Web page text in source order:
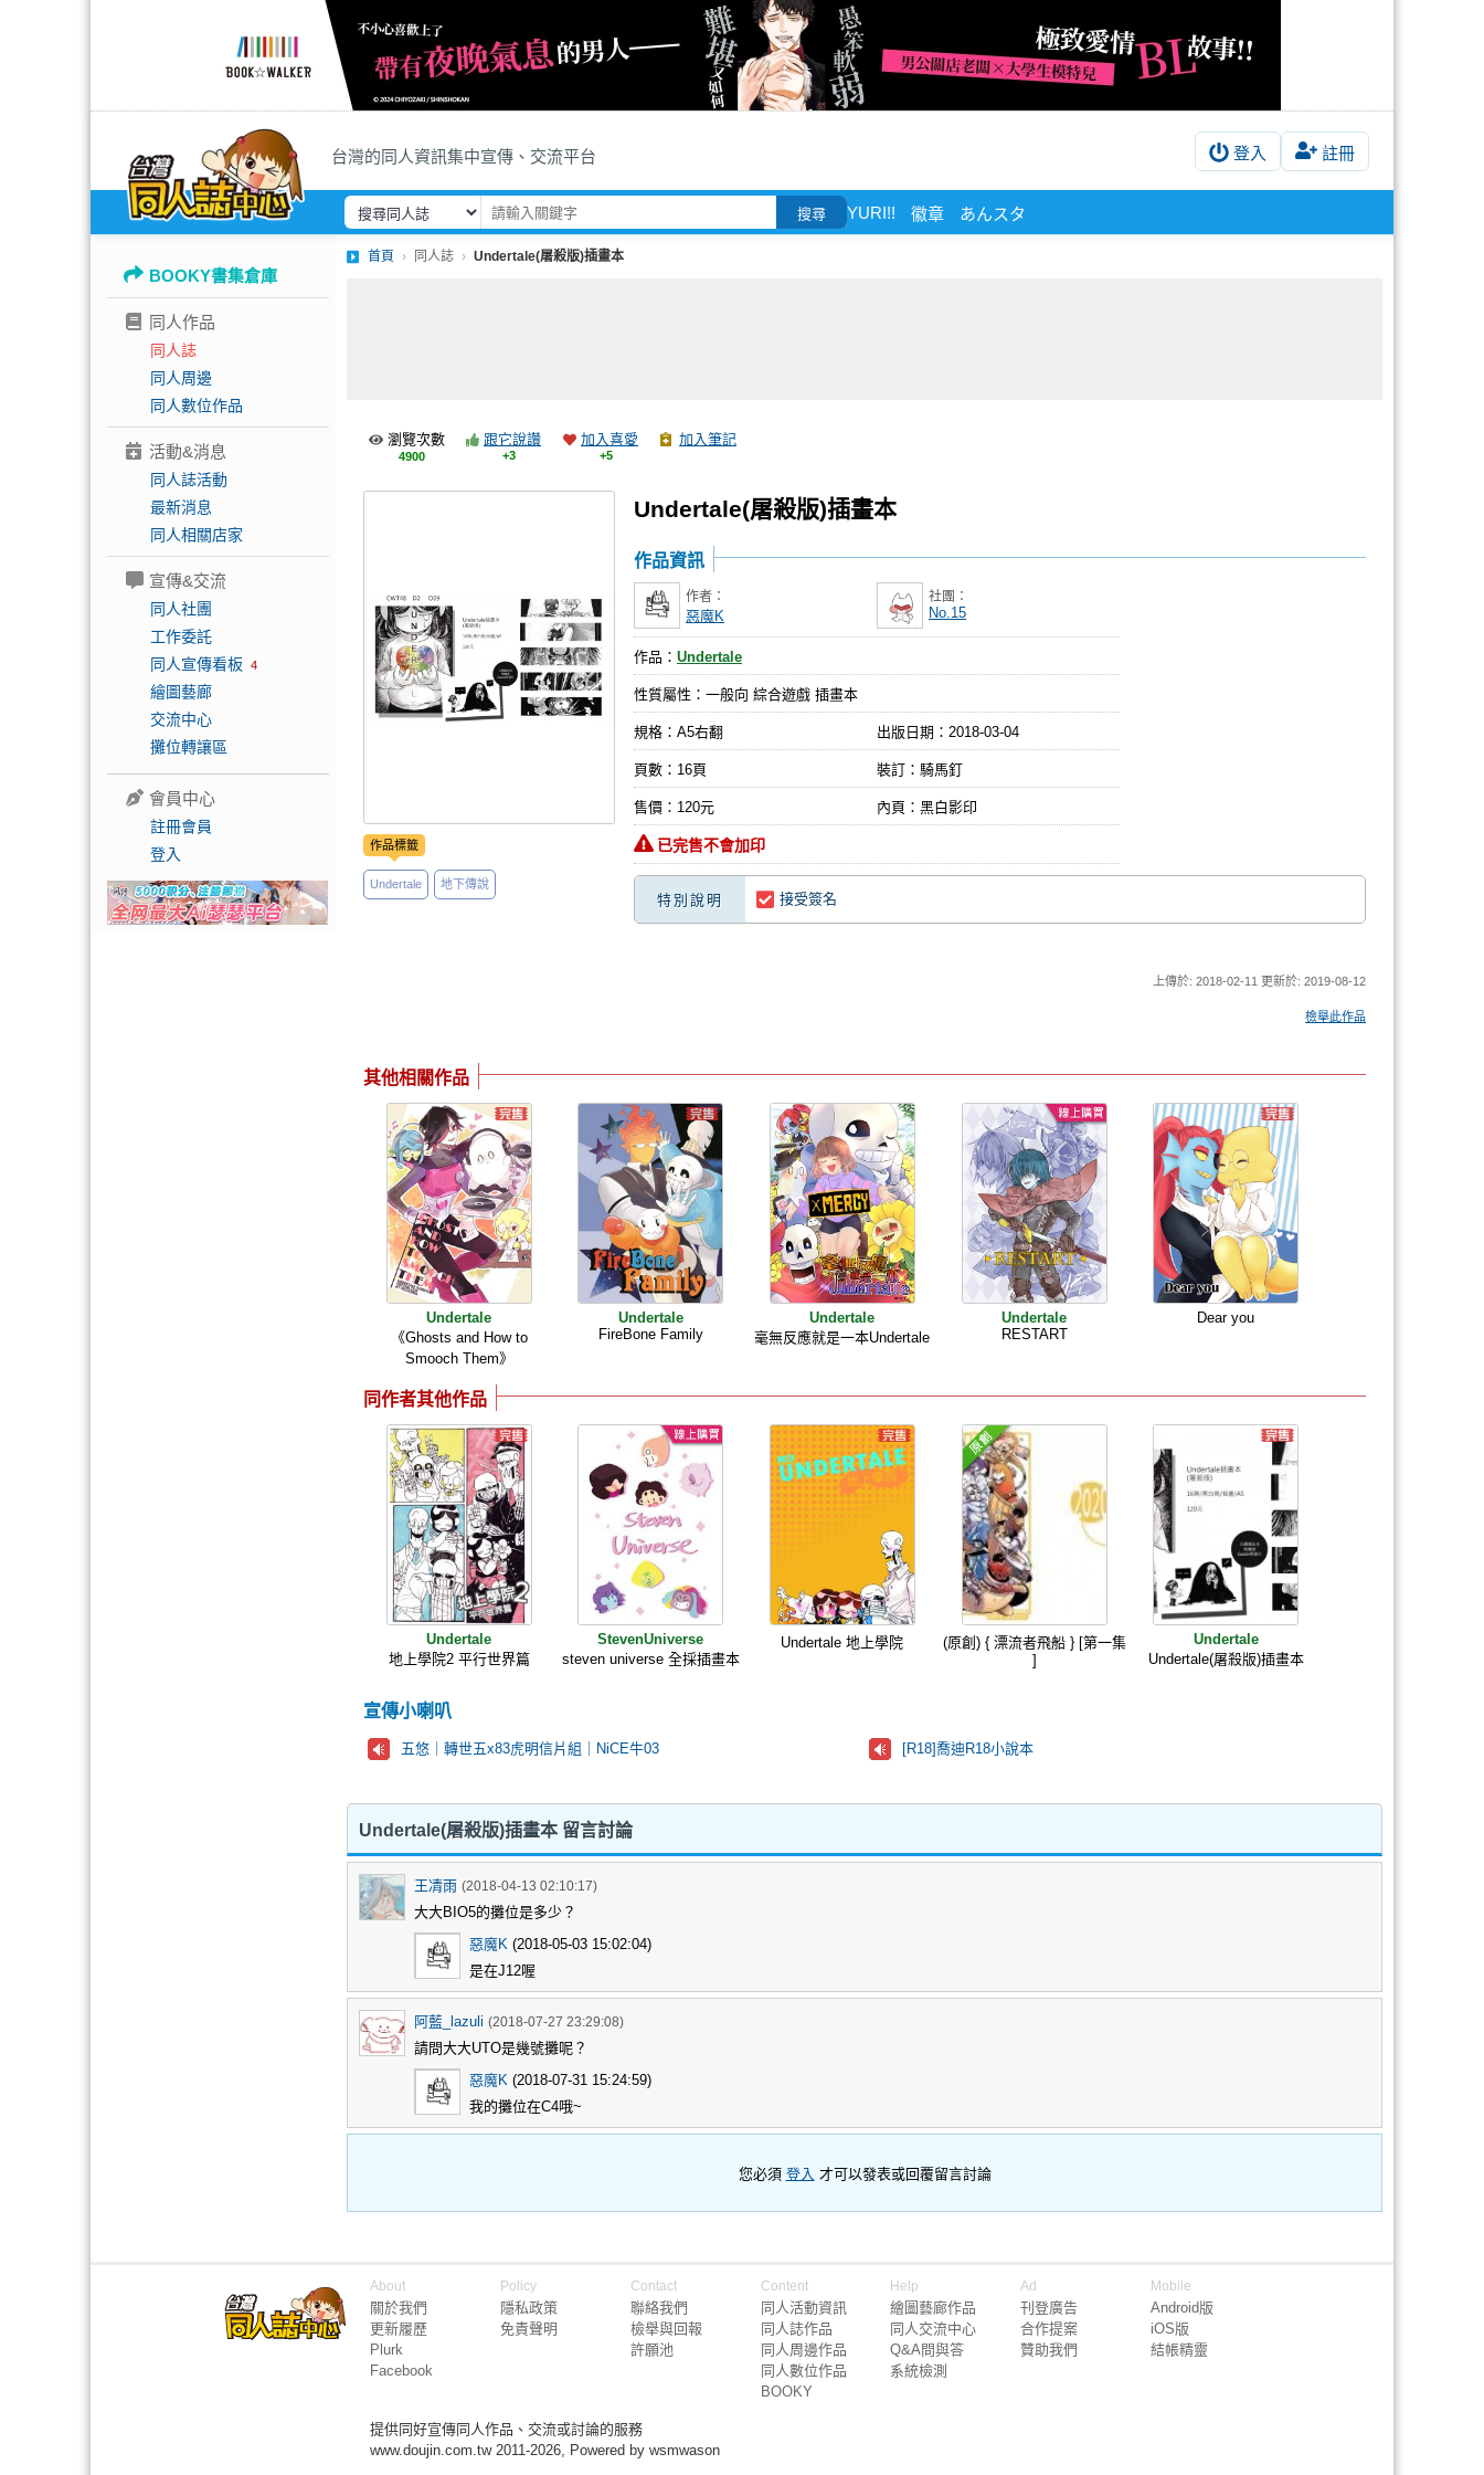
台灣的同人資訊集中宣傳、交流平台 登入 註冊
搜尋 YURI!! 徽章 あんスタ
BOOKY書集倉庫
同人作品
同人誌
同人周邊
同人數位作品
活動&消息
同人誌活動
最新消息
同人相關店家
宣傳&交流
同人社團
工作委託
同人宣傳看板 4
繪圖藝廊
交流中心
攤位轉讓區
會員中心
註冊會員
登入
首頁 同人誌 Undertale(屠殺版)插畫本
瀏覽次數
4900
跟它說讚
+3
加入喜愛
+5
加入筆記
Undertale(屠殺版)插畫本
作品標籤
Undertale 地下傳說
作品資訊
作者：
惡魔K
社團：
No.15
作品： Undertale
性質屬性：一般向 綜合遊戲 插畫本
規格：A5右翻 出版日期： 2018-03-04
頁數：16頁 裝訂：騎馬釘
售價：120元 內頁：黑白影印
已完售不會加印
特別說明 接受簽名
上傳於: 2018-02-11 更新於: 2019-08-12
檢舉此作品
其他相關作品
Undertale
《Ghosts and How to
Smooch Them》
Undertale
FireBone Family
Undertale
毫無反應就是一本Undertale
Undertale
RESTART
Dear you
同作者其他作品
Undertale
地上學院2 平行世界篇
StevenUniverse
steven universe 全採插畫本
Undertale 地上學院
(原創) { 漂流者飛船 } [第一集
]
Undertale
Undertale(屠殺版)插畫本
宣傳小喇叭
五悠｜轉世五x83虎明信片組｜NiCE牛03 [R18]喬迪R18小說本
Undertale(屠殺版)插畫本 留言討論
王凊雨 (2018-04-13 02:10:17)
大大BIO5的攤位是多少？
惡魔K (2018-05-03 15:02:04)
是在J12喔
阿藍_lazuli (2018-07-27 23:29:08)
請問大大UTO是幾號攤呢？
惡魔K (2018-07-31 15:24:59)
我的攤位在C4哦~
您必須 登入 才可以發表或回覆留言討論
About
關於我們
更新履歷
Plurk
Facebook
Policy
隱私政策
免責聲明
Contact
聯絡我們
檢舉與回報
許願池
Content
同人活動資訊
同人誌作品
同人周邊作品
同人數位作品
BOOKY
Help
繪圖藝廊作品
同人交流中心
Q&A問與答
系統檢測
Ad
刊登廣告
合作提案
贊助我們
Mobile
Android版
iOS版
結帳精靈
提供同好宣傳同人作品、交流或討論的服務
www.doujin.com.tw 2011-2026, Powered by wsmwason